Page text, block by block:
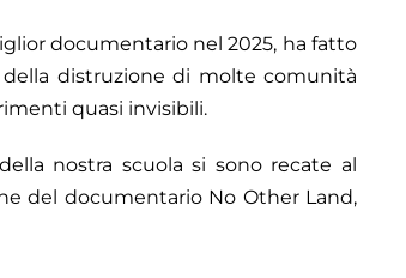
documentario nel 2025, ha fatto
distruzione di molte comunità
quasi invisibili.
nostra scuola si sono recate al
del documentario No Other Land,